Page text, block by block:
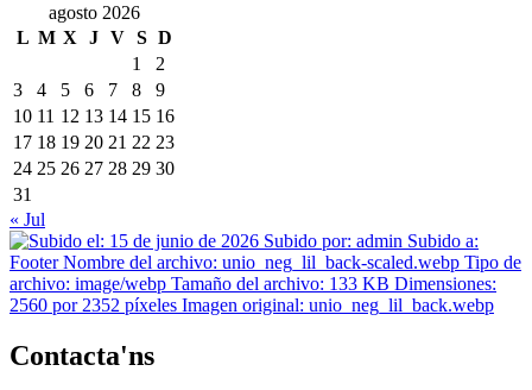
agosto 2026
L M X J V S D
1
2
3
4 5 6 7 8
9
10 11 12 13 14 15 16
17 18 19 20 21 22 23
24 25 26 27 28 29 30
31
« Jul
Contacta'ns